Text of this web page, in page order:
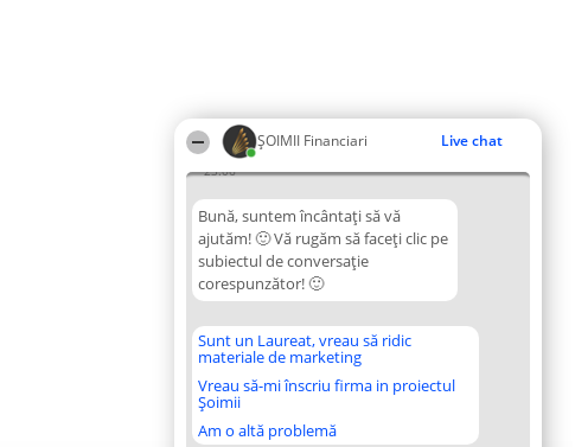
ȘOIMII Financiari Live chat
23:06
Bună, suntem încântați să vă
ajutăm! 🙂 Vă rugăm să faceți clic pe
subiectul de conversație
corespunzător! 🙂
Sunt un Laureat, vreau să ridic
materiale de marketing
Vreau să-mi înscriu firma in proiectul
Șoimii
Am o altă problemă